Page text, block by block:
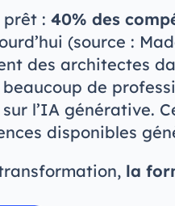
prêt : 40% des
(source :
des architectes
de
l’IA générative.
disponibles
la